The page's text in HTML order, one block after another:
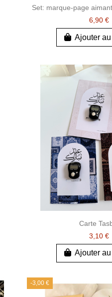
Set: marque-page
6,90 €
Ajouter
Carte
3,10 €
Ajouter
-3,00 €